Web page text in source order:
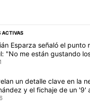
ACTIVAS
los artículos con más
con el título
Esparza señaló el punto
"No me están gustando
tendencia con el título
un detalle clave en la
y el fichaje de un '9'